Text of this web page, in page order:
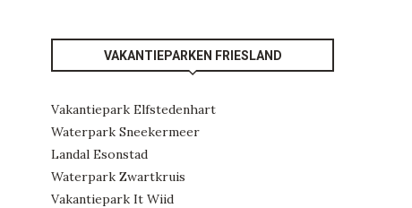
VAKANTIEPARKEN FRIESLAND
Vakantiepark Elfstedenhart
Waterpark Sneekermeer
Landal Esonstad
Waterpark Zwartkruis
Vakantiepark It Wiid